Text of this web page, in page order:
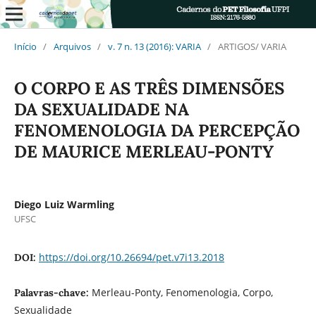
Início / Arquivos / v. 7 n. 13 (2016): VARIA / ARTIGOS/ VARIA
O CORPO E AS TRÊS DIMENSÕES
DA SEXUALIDADE NA
FENOMENOLOGIA DA PERCEPÇÃO
DE MAURICE MERLEAU-PONTY
Diego Luiz Warmling
UFSC
DOI: https://doi.org/10.26694/pet.v7i13.2018
Palavras-chave: Merleau-Ponty, Fenomenologia, Corpo,
Sexualidade